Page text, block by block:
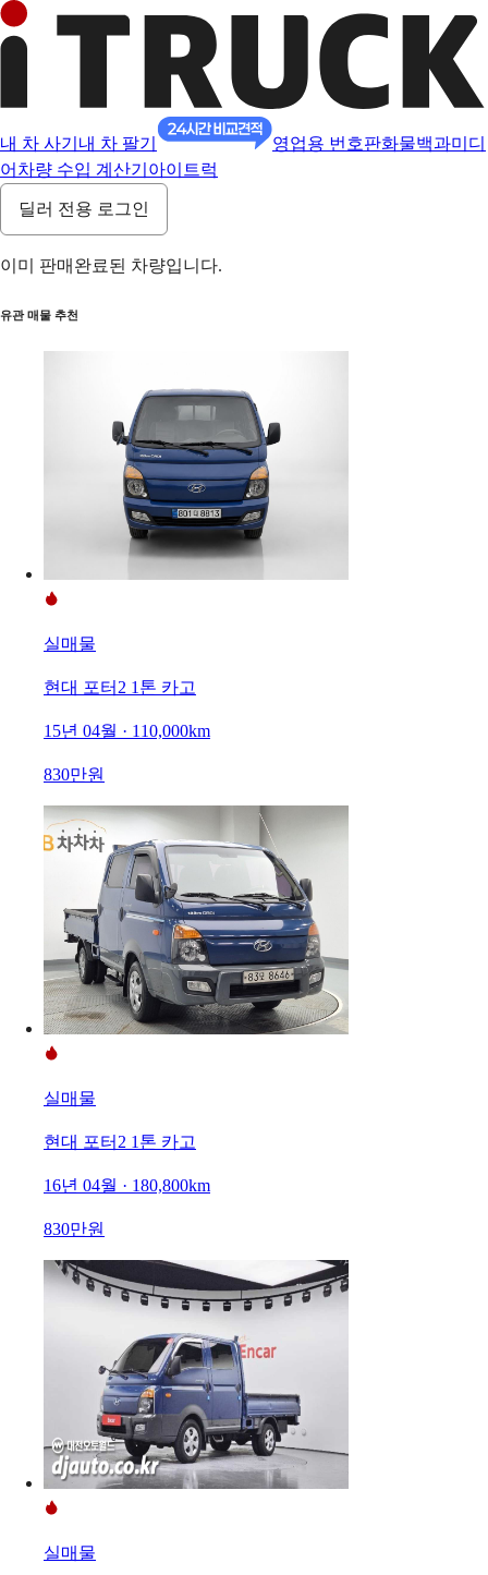
내 차 사기 내 차 팔기 영업용 번호판화물백과미디
어 차량 수입 계산기 아이트럭
딜러 전용 로그인
이미 판매완료된 차량입니다.
유관 매물 추천
실매물
현대 포터2 1톤 카고
15년 04월 · 110,000km
830만원
실매물
현대 포터2 1톤 카고
16년 04월 · 180,800km
830만원
실매물